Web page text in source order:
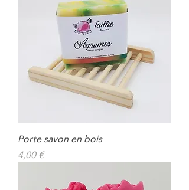
Porte savon en bois
Prix
4,00 €